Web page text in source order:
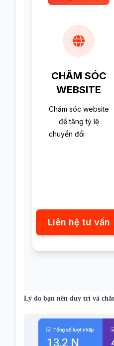
CHĂM SÓC
WEBSITE
Chăm sóc website
để tăng tỷ lệ
chuyển đổi
Liên hệ tư vấn
Lý do bạn nên duy trì và